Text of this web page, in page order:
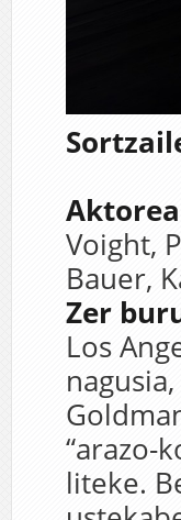
Voight,
Bauer,
Zer
Los
“arazo-
liteke.